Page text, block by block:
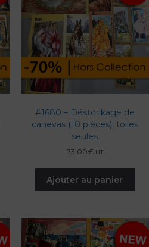
#1680 – Déstockage de
canevas (10 pièces), toiles
seules
73,00€ HT
Ajouter au panier